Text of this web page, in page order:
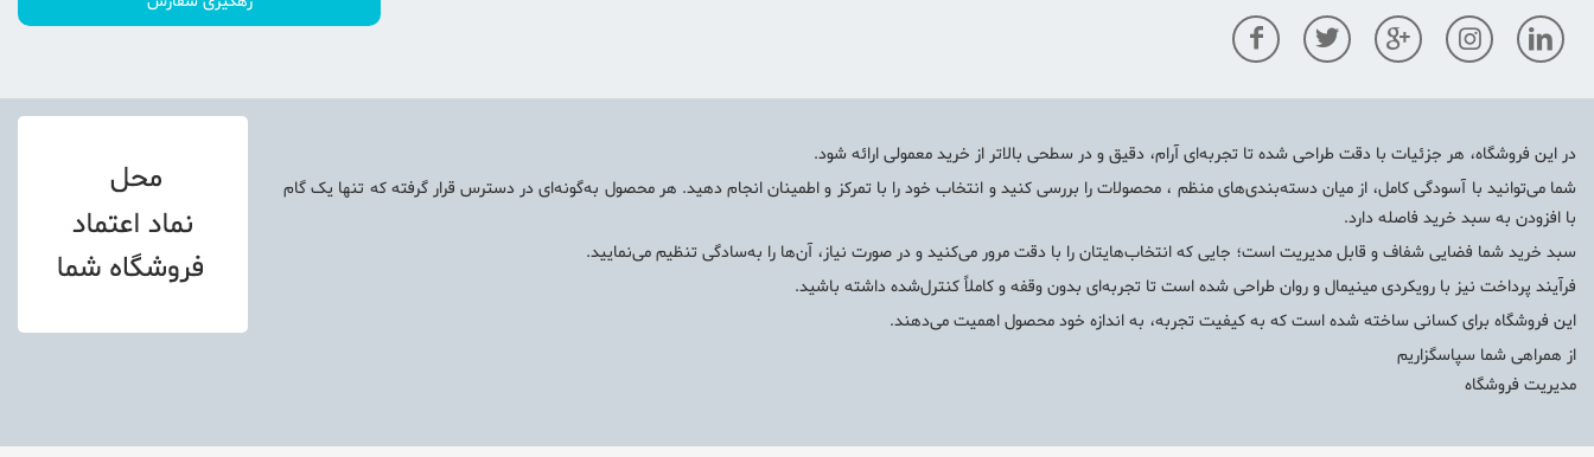
در این فروشگاه، هر جزئیات با دقت طراحی شده تا تجربه‌ای آرام، دقیق و در سطحی بالاتر از خرید معمولی ارائه شود.
شما می‌توانید با آسودگی کامل، از میان دسته‌بندی‌های منظم ، محصولات را بررسی کنید و انتخاب خود را با تمرکز و اطمینان انجام دهید. هر محصول به‌گونه‌ای در دسترس قرار گرفته که تنها یک گام
با افزودن به سبد خرید فاصله دارد.
سبد خرید شما فضایی شفاف و قابل مدیریت است؛ جایی که انتخاب‌هایتان را با دقت مرور می‌کنید و در صورت نیاز، آن‌ها را به‌سادگی تنظیم می‌نمایید.
فرآیند پرداخت نیز با رویکردی مینیمال و روان طراحی شده است تا تجربه‌ای بدون وقفه و کاملاً کنترل‌شده داشته باشید.
این فروشگاه برای کسانی ساخته شده است که به کیفیت تجربه، به اندازه خود محصول اهمیت می‌دهند.
از همراهی شما سپاسگزاریم
مدیریت فروشگاه